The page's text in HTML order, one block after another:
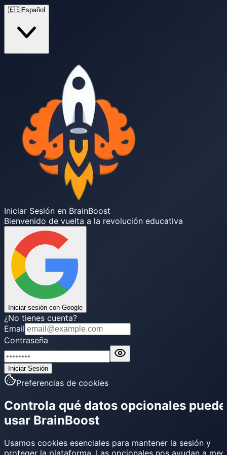
🇪🇸Español
Iniciar Sesión en BrainBoost
Bienvenido de vuelta a la revolución educativa
Iniciar sesión con Google
¿No tienes cuenta?
Email
Contraseña
Iniciar Sesión
Preferencias de cookies
Controla qué datos opcionales puede
usar BrainBoost
Usamos cookies esenciales para mantener la sesión y
proteger la plataforma. Las opcionales nos ayudan a